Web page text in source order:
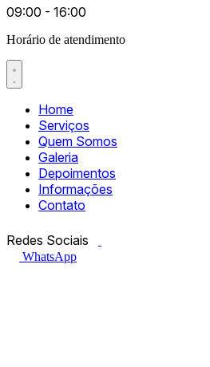
09:00 - 16:00
Horário de atendimento
Home
Serviços
Quem Somos
Galeria
Depoimentos
Informações
Contato
Redes Sociais
WhatsApp